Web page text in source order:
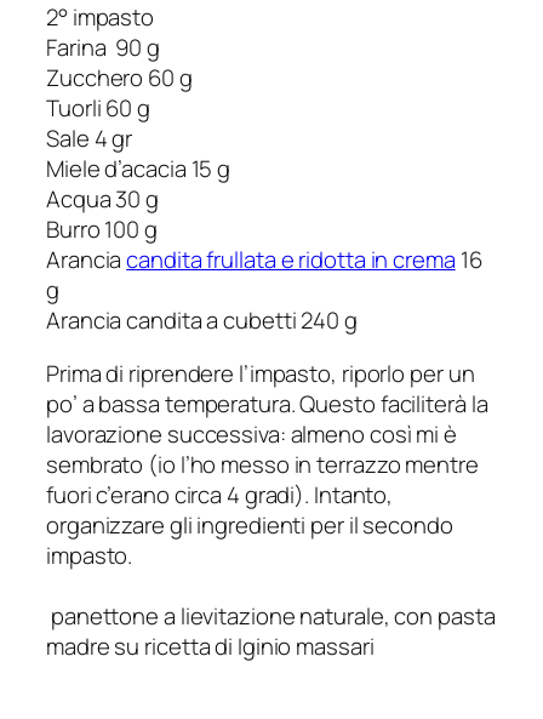
2° impasto
Farina 90 g
Zucchero 60 g
Tuorli 60 g
Sale 4 gr
Miele d’acacia 15 g
Acqua 30 g
Burro 100 g
Aranciacandita frullata e ridotta in crema 16
g
Arancia candita a cubetti 240 g
Prima di riprendere l’impasto, riporlo per un
po’ a bassa temperatura. Questo faciliterà la
lavorazione successiva: almeno così mi è
sembrato (io l’ho messo in terrazzo mentre
fuori c’erano circa 4 gradi). Intanto,
organizzare gli ingredienti per il secondo
impasto.
panettone a lievitazione naturale, con pasta
madre su ricetta di Iginio massari